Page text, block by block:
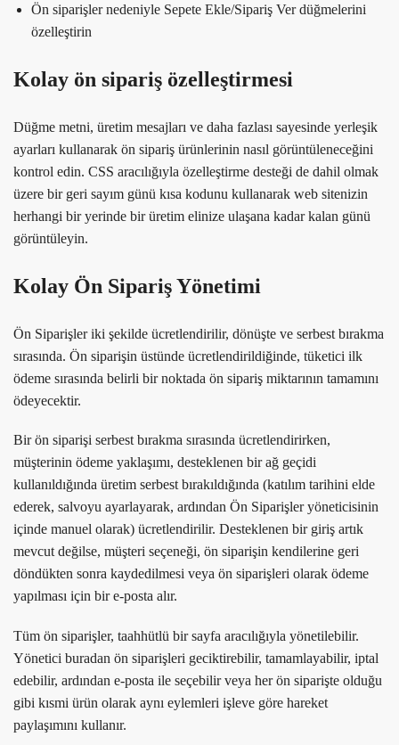
Ön siparişler nedeniyle Sepete Ekle/Sipariş Ver düğmelerini
özelleştirin
Kolay ön sipariş özelleştirmesi
Düğme metni, üretim mesajları ve daha fazlası sayesinde yerleşik
ayarları kullanarak ön sipariş ürünlerinin nasıl görüntüleneceğini
kontrol edin. CSS aracılığıyla özelleştirme desteği de dahil olmak
üzere bir geri sayım günü kısa kodunu kullanarak web sitenizin
herhangi bir yerinde bir üretim elinize ulaşana kadar kalan günü
görüntüleyin.
Kolay Ön Sipariş Yönetimi
Ön Siparişler iki şekilde ücretlendirilir, dönüşte ve serbest bırakma
sırasında. Ön siparişin üstünde ücretlendirildiğinde, tüketici ilk
ödeme sırasında belirli bir noktada ön sipariş miktarının tamamını
ödeyecektir.
Bir ön siparişi serbest bırakma sırasında ücretlendirirken,
müşterinin ödeme yaklaşımı, desteklenen bir ağ geçidi
kullanıldığında üretim serbest bırakıldığında (katılım tarihini elde
ederek, salvoyu ayarlayarak, ardından Ön Siparişler yöneticisinin
içinde manuel olarak) ücretlendirilir. Desteklenen bir giriş artık
mevcut değilse, müşteri seçeneği, ön siparişin kendilerine geri
döndükten sonra kaydedilmesi veya ön siparişleri olarak ödeme
yapılması için bir e-posta alır.
Tüm ön siparişler, taahhütlü bir sayfa aracılığıyla yönetilebilir.
Yönetici buradan ön siparişleri geciktirebilir, tamamlayabilir, iptal
edebilir, ardından e-posta ile seçebilir veya her ön siparişte olduğu
gibi kısmi ürün olarak aynı eylemleri işleve göre hareket
paylaşımını kullanır.